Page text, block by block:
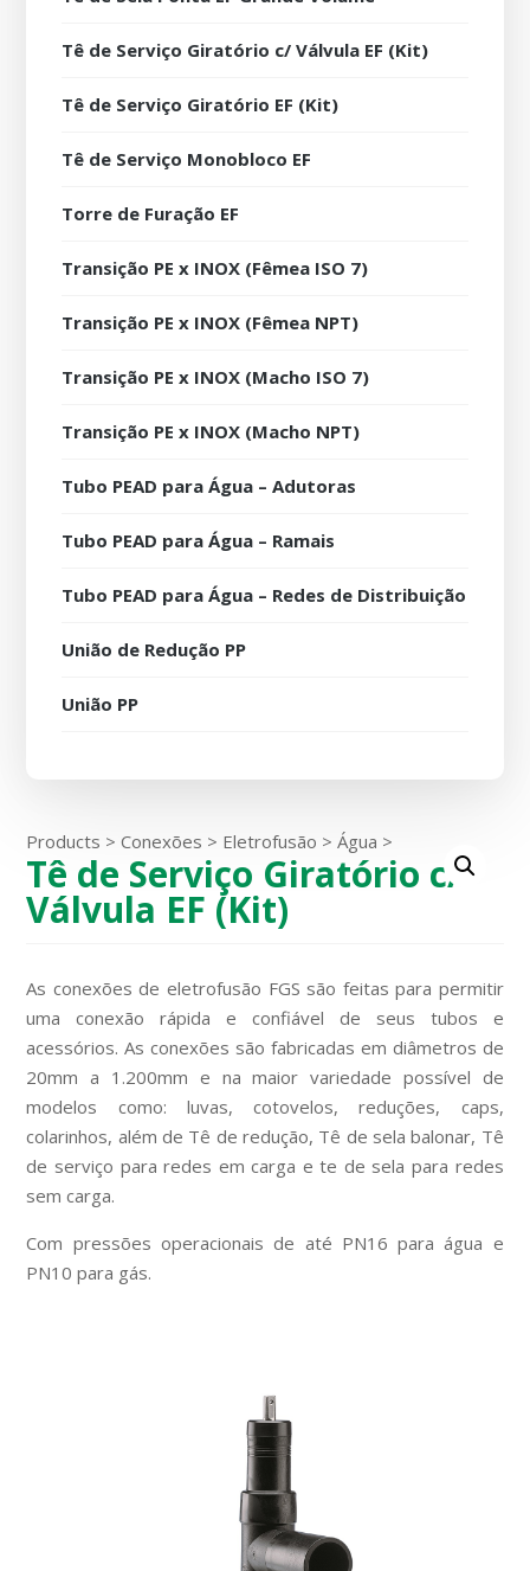
Tê de Serviço Giratório c/ Válvula EF (Kit)
Tê de Serviço Giratório EF (Kit)
Tê de Serviço Monobloco EF
Torre de Furação EF
Transição PE x INOX (Fêmea ISO 7)
Transição PE x INOX (Fêmea NPT)
Transição PE x INOX (Macho ISO 7)
Transição PE x INOX (Macho NPT)
Tubo PEAD para Água – Adutoras
Tubo PEAD para Água – Ramais
Tubo PEAD para Água – Redes de Distribuição
União de Redução PP
União PP
Products >Conexões > Eletrofusão >Água >
Tê de Serviço Giratório c/
Válvula EF (Kit)
As conexões de eletrofusão FGS são feitas para permitir
uma conexão rápida e confiável de seus tubos e
acessórios. As conexões são fabricadas em diâmetros de
20mm a 1.200mm e na maior variedade possível de
modelos como: luvas, cotovelos, reduções, caps,
colarinhos, além de Tê de redução, Tê de sela balonar, Tê
de serviço para redes em carga e te de sela para redes
sem carga.
Com pressões operacionais de até PN16 para água e
PN10 para gás.